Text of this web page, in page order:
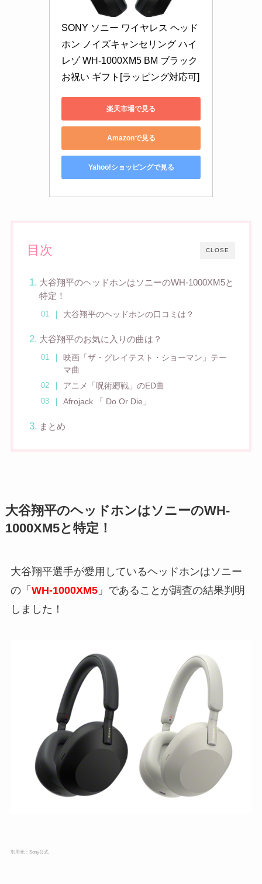
SONY ソニー ワイヤレス ヘッド
ホン ノイズキャンセリング ハイ
レゾ WH-1000XM5 BM ブラック
お祝い ギフト[ラッピング対応可]
楽天市場で見る
Amazonで見る
Yahoo!ショッピングで見る
CLOSE
目次
大谷翔平のヘッドホンはソニーのWH-1000XM5と
特定！
大谷翔平のヘッドホンの口コミは？
大谷翔平のお気に入りの曲は？
映画「ザ・グレイテスト・ショーマン」テー
マ曲
アニメ「呪術廻戦」のED曲
Afrojack 「 Do Or Die」
まとめ
大谷翔平のヘッドホンはソニーのWH-
1000XM5と特定！
大谷翔平選手が愛用しているヘッドホンはソニー
の「 WH-1000XM5」であることが調査の結果判明
しました！
引用元： Sony公式